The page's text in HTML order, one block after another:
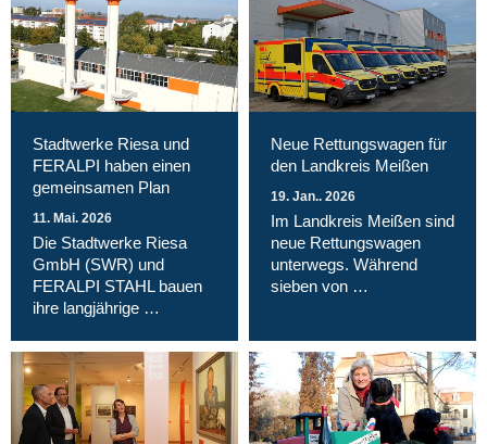
Stadtwerke Riesa und
FERALPI haben einen
gemeinsamen Plan
11. Mai. 2026
Die Stadtwerke Riesa
GmbH (SWR) und
FERALPI STAHL bauen
ihre langjährige …
Neue Rettungswagen für
den Landkreis Meißen
19. Jan.. 2026
Im Landkreis Meißen sind
neue Rettungswagen
unterwegs. Während
sieben von …